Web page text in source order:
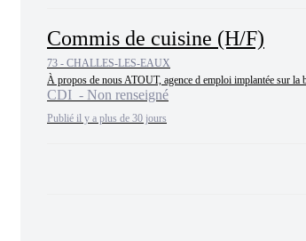
Commis de cuisine (H/F)
73 - CHALLES-LES-EAUX
À propos de nous ATOUT, agence d emploi implantée sur la
CDI - Non renseigné
Publié il y a plus de 30 jours